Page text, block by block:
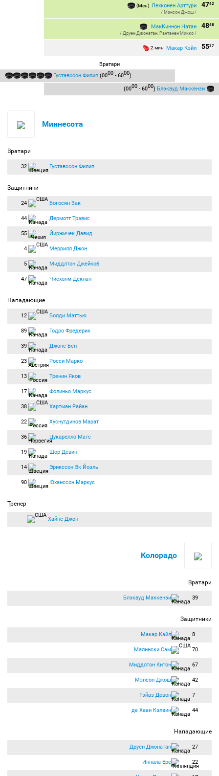
4742
(Мен) Лехконен Арттури
/ Мэнсон Джош /
4848
МакКиннон Натан
/ Друен Джонатан, Рантанен Микко /
5537
2 мин Макар Кэйл
Вратари
Густавссон Филип (0000 - 6000)
(0000 - 6000) Блэквуд Маккензи
Миннесота
Вратари
32 Густавссон Филип
Защитники
24 Богосян Зак
44 Дермотт Трэвис
55 Йиржичек Давид
4 Меррилл Джон
5 Миддлтон Джейкоб
47 Чисхолм Деклан
Нападающие
12 Болди Мэттью
89 Годро Фредерик
39 Джонс Бен
23 Росси Марко
13 Тренин Яков
17 Фолиньо Маркус
38 Хартман Райан
22 Хуснутдинов Марат
36 Цукарелло Матс
19 Шор Девин
14 Эрикссон Эк Йоэль
90 Юханссон Маркус
Тренер
Хайнс Джон
Колорадо
Вратари
Блэквуд Маккензи 39
Защитники
Макар Кэйл 8
Малински Сэм 70
Миддлтон Китон 67
Мэнсон Джош 42
Тэйвз Девон 7
де Хаан Кэлвин 44
Нападающие
Друен Джонатан 27
Иннала Ере 22